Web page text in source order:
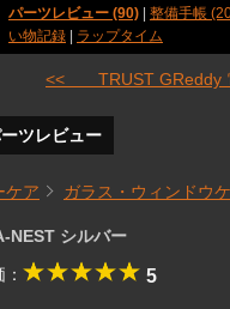
パーツレビュー (90)
整備手帳
い物記録
ラップタイム
<< TRUST GReddy
ツレビュー
ケア ガラス・ウィンドウ
NEST シルバー
5